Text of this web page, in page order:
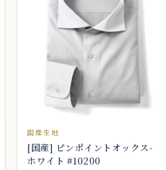
国産生地
[国産] ピンポイントオックス-
ホワイト #10200